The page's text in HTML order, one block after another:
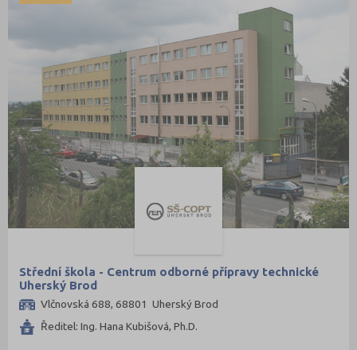
Střední škola - Centrum odborné přípravy technické
Uherský Brod
Vlčnovská 688, 68801 Uherský Brod
Ředitel: Ing. Hana Kubišová, Ph.D.